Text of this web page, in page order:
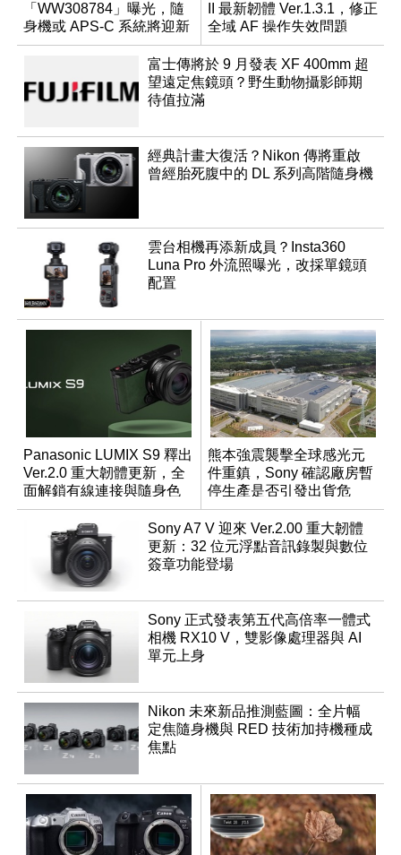
「WW308784」曝光，隨
身機或 APS-C 系統將迎新
成員？
II 最新韌體 Ver.1.3.1，修正
全域 AF 操作失效問題
富士傳將於 9 月發表 XF 400mm 超
望遠定焦鏡頭？野生動物攝影師期
待值拉滿
經典計畫大復活？Nikon 傳將重啟
曾經胎死腹中的 DL 系列高階隨身機
雲台相機再添新成員？Insta360
Luna Pro 外流照曝光，改採單鏡頭
配置
Panasonic LUMIX S9 釋出
Ver.2.0 重大韌體更新，全
面解鎖有線連接與隨身色
調編輯
熊本強震襲擊全球感光元
件重鎮，Sony 確認廠房暫
停生產是否引發出貨危
機？
Sony A7 V 迎來 Ver.2.00 重大韌體
更新：32 位元浮點音訊錄製與數位
簽章功能登場
Sony 正式發表第五代高倍率一體式
相機 RX10 V，雙影像處理器與 AI
單元上身
Nikon 未來新品推測藍圖：全片幅
定焦隨身機與 RED 技術加持機種成
焦點